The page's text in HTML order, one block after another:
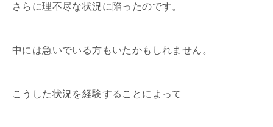
さらに理不尽な状況に陥ったのです。
中には急いでいる方もいたかもしれません。
こうした状況を経験することによって